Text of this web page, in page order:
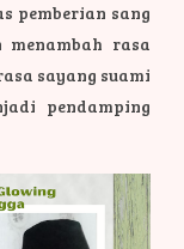
pemberian sang
rasa
sayang suami
pendamping